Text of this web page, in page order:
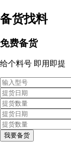
备货找料
免费备货
给个料号 即用即提
我要备货